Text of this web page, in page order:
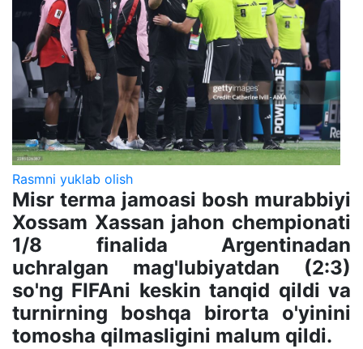
Rasmni yuklab olish
Misr terma jamoasi bosh murabbiyi
Xossam Xassan jahon chempionati
1/8 finalida Argentinadan
uchralgan mag'lubiyatdan (2:3)
so'ng FIFAni keskin tanqid qildi va
turnirning boshqa birorta o'yinini
tomosha qilmasligini malum qildi.